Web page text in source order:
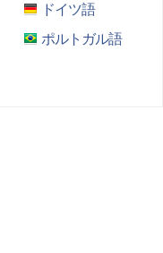
ドイツ語
ポルトガル語